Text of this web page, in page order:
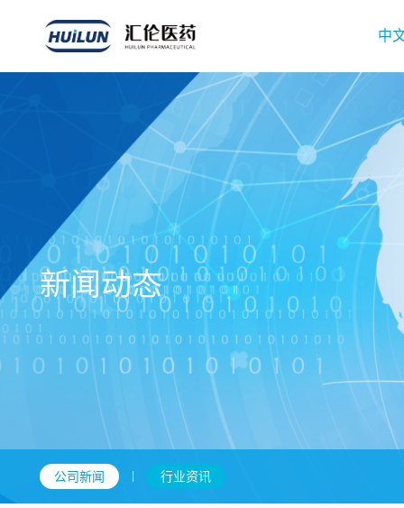
中
新闻动态
公司新闻 行业资讯